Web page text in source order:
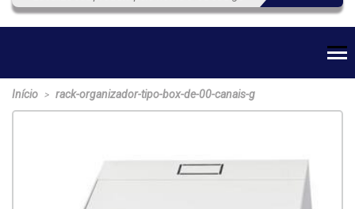
Início > rack-organizador-tipo-box-de-00-canais-g